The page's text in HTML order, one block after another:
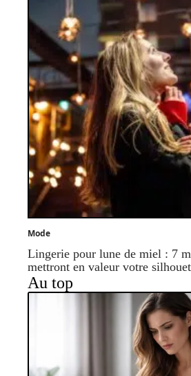
Mode
Lingerie pour lune de miel : 7
mettront en valeur votre
Au top